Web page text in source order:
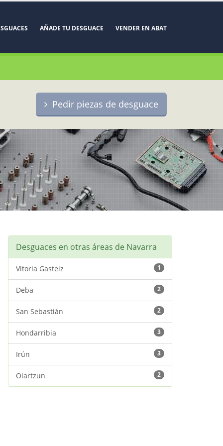
AÑADE TU DESGUACE VENDER EN ABAT
Pedir piezas de desguace
Desguaces en otras áreas de Navarra
Vitoria Gasteiz 1
Deba 2
San Sebastián 2
Hondarribia 3
Irún 3
Oiartzun 2